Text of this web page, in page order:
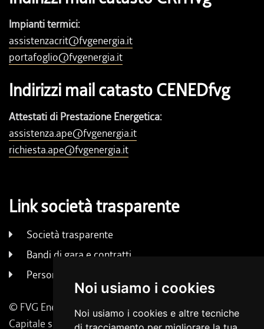
Noi usiamo i cookies
Noi usiamo i cookies e altre tecniche
Impianti termici:
assistenzacrit@fvgenergia.it
portafoglio@fvgenergia.it
Indirizzi mail catasto CENEDfvg
Attestati di Prestazione Energetica:
assistenza.ape@fvgenergia.it
richiesta.ape@fvgenergia.it
Link società trasparente
Società trasparente
Bandi di gara e contratti
Persone e uffici
© FVG Energia S.p.A. - Tutti i diritti riservati
Capitale sociale 130.000 € i.v. | Codice Fiscale, Iscrizione